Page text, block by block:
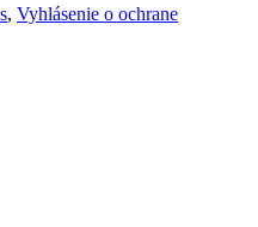
, Vyhlásenie o ochrane